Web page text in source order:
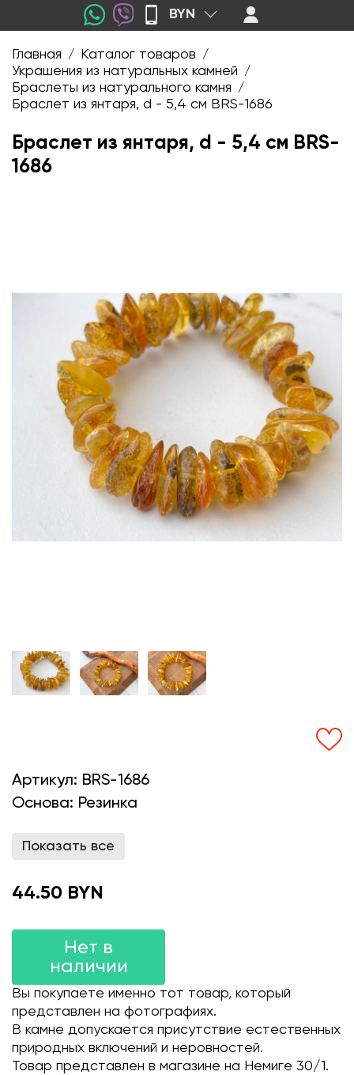
BYN
Главная / Каталог товаров /
Украшения из натуральных камней /
Браслеты из натурального камня /
Браслет из янтаря, d - 5,4 см BRS-1686
Браслет из янтаря, d - 5,4 см BRS-
1686
Артикул: BRS-1686
Основа: Резинка
Показать все
44.50 BYN
Нет в
наличии
Вы покупаете именно тот товар, который
представлен на фотографиях.
В камне допускается присутствие естественных
природных включений и неровностей.
Товар представлен в магазине на Немиге 30/1.